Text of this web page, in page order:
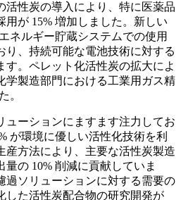
活性炭の導入により、特に医薬品
用が 15% 増加しました。新しい
ネルギー貯蔵システムでの使用
り、持続可能な電池技術に対する
す。ペレット化活性炭の拡大によ
学製造部門における工業用ガス精
。
ューションにますます注力してお
が環境に優しい活性化技術を利
産方法により、主要な活性炭製造
の 10% 削減に貢献していま
過ソリューションに対する需要の
した活性炭配合物の研究開発が